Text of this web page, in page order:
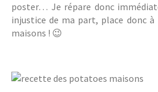
poster… Je répare donc
injustice de ma part, place donc
maisons ! 😉